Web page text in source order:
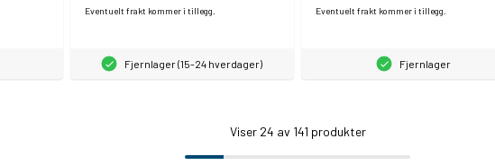
Eventuelt frakt kommer i tillegg.
Fjernlager (15-24 hverdager)
Eventuelt frakt kommer i tillegg.
Fjernlager
Viser 24 av 141 produkter